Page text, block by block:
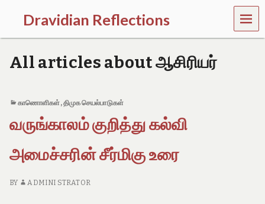
Dravidian Reflections
P
a
s
P
e
s
n
t
a
n
MEN
U
All articles about ஆசிரியர்
காணொளிகள்,திமுக செயல்பாடுகள்
வருங்காலம் குறித்து கல்வி
அமைச்சரின் சீர்மிகு உரை
BY ADMINI STRATOR